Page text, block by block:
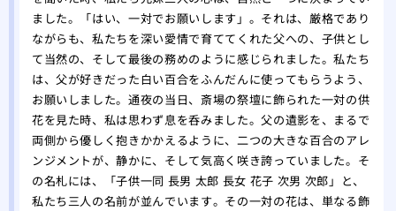
ました。「はい、一対でお願いします」。それは、厳格であり
ながらも、私たちを深い愛情で育ててくれた父への、子供とし
て当然の、そして最後の務めのように感じられました。私たち
は、父が好きだった白い百合をふんだんに使ってもらうよう、
お願いしました。通夜の当日、斎場の祭壇に飾られた一対の供
花を見た時、私は思わず息を呑みました。父の遺影を、まるで
両側から優しく抱きかかえるように、二つの大きな百合のアレ
ンジメントが、静かに、そして気高く咲き誇っていました。そ
の名札には、「子供一同 長男 太郎 長女 花子 次男 次郎」と、
私たち三人の名前が並んでいます。その一対の花は、単なる飾